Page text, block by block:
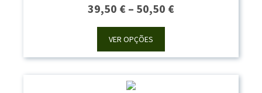
39,50 € – 50,50 €Price
Through
VER OPÇÕES